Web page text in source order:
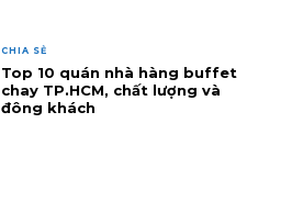
CHIA SẺ
Top 10 quán nhà hàng buffet
chay TP.HCM, chất lượng và
đông khách